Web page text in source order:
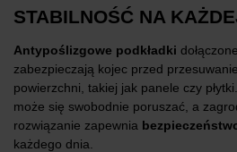
STABILNOŚĆ NA
Antypoślizgowe podkładki
zabezpieczają kojec przed
powierzchni, takiej jak panele czy
może się swobodnie poruszać, a
rozwiązanie zapewnia
każdego dnia.